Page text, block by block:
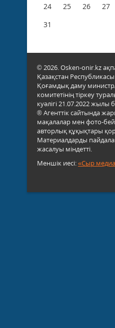
24
25 26 27
31
© 2026. Osken-onir.kz
Қазақстан
Қоғамдық даму
комитетінің тіркеу
куәлігі 21.07.2022 жылы
® Агенттік сайтында
мақалалар мен фото-
авторлық құқықтары
Материалдарды
жасалуы міндетті.
Меншік иесі:«Сыр